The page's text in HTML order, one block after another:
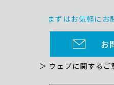
まずはお気軽にお
お
＞ ウェブに関する